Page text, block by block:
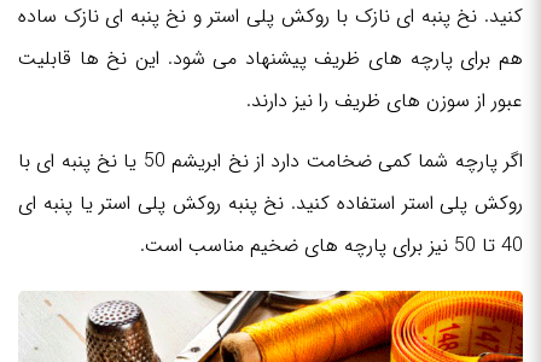
کنید. نخ پنبه ای نازک با روکش پلی استر و نخ پنبه ای نازک ساده
هم برای پارچه های ظریف پیشنهاد می شود. این نخ ها قابلیت
عبور از سوزن های ظریف را نیز دارند.
اگر پارچه شما کمی ضخامت دارد از نخ ابریشم 50 یا نخ پنبه ای با
روکش پلی استر استفاده کنید. نخ پنبه روکش پلی استر یا پنبه ای
40 تا 50 نیز برای پارچه های ضخیم مناسب است.